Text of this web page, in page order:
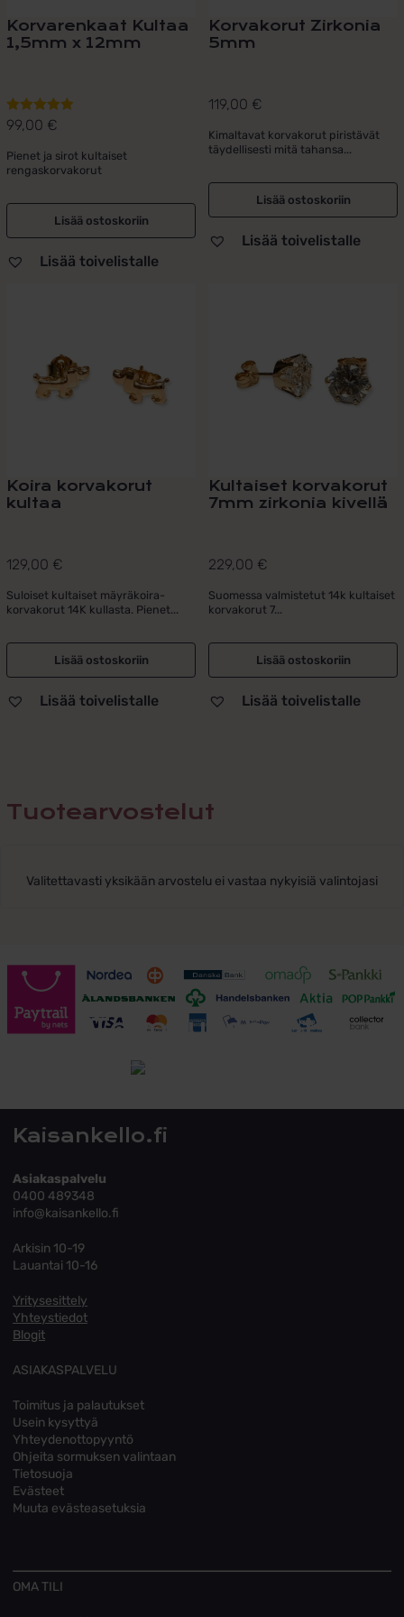
Korvarenkaat Kultaa
1,5mm x 12mm
Arvostelu
5.00/ 5
99,00 €
Pienet ja sirot kultaiset
rengaskorvakorut
Lisää ostoskoriin
Lisää toivelistalle
Korvakorut Zirkonia
5mm
119,00 €
Kimaltavat korvakorut piristävät
täydellisesti mitä tahansa...
Lisää ostoskoriin
Lisää toivelistalle
Koira korvakorut
kultaa
129,00 €
Suloiset kultaiset mäyräkoira-
korvakorut 14K kullasta. Pienet...
Lisää ostoskoriin
Lisää toivelistalle
Kultaiset korvakorut
7mm zirkonia kivellä
229,00 €
Suomessa valmistetut 14k kultaiset
korvakorut 7...
Lisää ostoskoriin
Lisää toivelistalle
Tuotearvostelut
Valitettavasti yksikään arvostelu ei vastaa nykyisiä valintojasi
Toimitusehdot
Kaisankello.fi
Asiakaspalvelu
0400 489348
info@kaisankello.fi
Arkisin 10-19
Lauantai 10-16
Yritysesittely
Yhteystiedot
Blogit
ASIAKASPALVELU
Toimitus ja palautukset
Usein kysyttyä
Yhteydenottopyyntö
Ohjeita sormuksen valintaan
Tietosuoja
Evästeet
Muuta evästeasetuksia
OMA TILI